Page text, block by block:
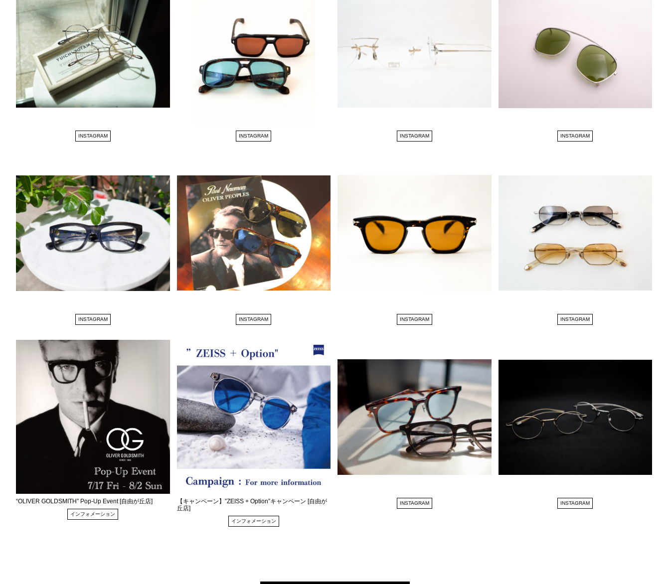
INSTAGRAM INSTAGRAM INSTAGRAM INSTAGRAM
INSTAGRAM INSTAGRAM INSTAGRAM INSTAGRAM
“OLIVER GOLDSMITH” Pop-Up Event [自由が丘店]
インフォメーション
【キャンペーン】”ZEISS + Option”キャンペーン [自由が
丘店]
インフォメーション
INSTAGRAM INSTAGRAM